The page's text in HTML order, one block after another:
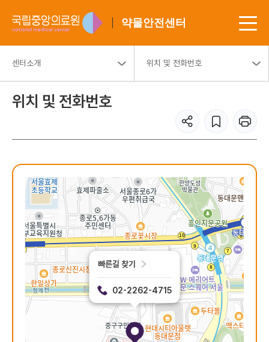
약물안전센터
센터소개 위치 및 전화번호
위치 및 전화번호
빠른길 찾기
02-2262-4715